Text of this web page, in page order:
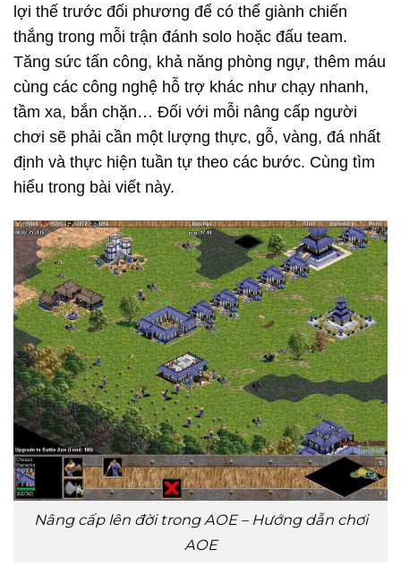
lợi thế trước đối phương để có thể giành chiến
thắng trong mỗi trận đánh solo hoặc đấu team.
Tăng sức tấn công, khả năng phòng ngự, thêm máu
cùng các công nghệ hỗ trợ khác như chạy nhanh,
tầm xa, bắn chặn… Đối với mỗi nâng cấp người
chơi sẽ phải cần một lượng thực, gỗ, vàng, đá nhất
định và thực hiện tuần tự theo các bước. Cùng tìm
hiểu trong bài viết này.
Nâng cấp lên đời trong AOE – Hướng dẫn chơi
AOE